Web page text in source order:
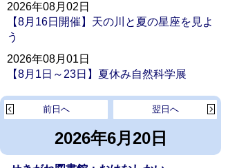
2026年08月02日
【8月16日開催】天の川と夏の星座を見よ
う
2026年08月01日
【8月1日～23日】夏休み自然科学展
2026年6月20日
翌日へ
前日へ